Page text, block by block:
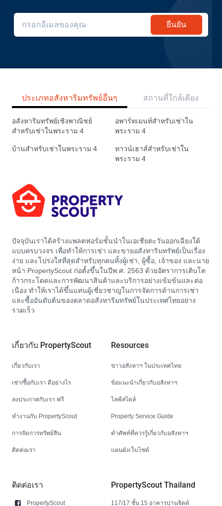
ยืนยัน
ประเภทอสังหาริมทรัพย์อื่นๆ สถานที่ใกล้เคียง
อสังหาริมทรัพย์เชิงพาณิชย์
สำหรับเช่าในพระราม 4
อพาร์ทเมนท์สำหรับเช่าใน
พระราม 4
บ้านสำหรับเช่าในพระราม 4
ทาวน์เฮาส์สำหรับเช่าใน
พระราม 4
ปัจจุบันเราได้สร้างแพลตฟอร์มชั้นนำในเอเชียตะวันออกเฉียงใต้
แบบครบวงจร เพื่อทำให้การเช่า และขายอสังหาริมทรัพย์เป็นเรื่อง
ง่าย และโปร่งใสที่สุดสำหรับทุกคนทั้งผู้เช่า, ผู้ซื้อ, เจ้าของ และนาย
หน้า PropertyScout ก่อตั้งขึ้นในปีพ.ศ. 2563 ด้วยอัตราการเติบโต
ก้าวกระโดดและการพัฒนาสินค้าและบริการอย่างเข้มข้นและต่อ
เนื่อง ทำให้เราได้ขึ้นแท่นผู้เชี่ยวชาญในการจัดการด้านการเช่า
และซื้ออันดับต้นของตลาดอสังหาริมทรัพย์ในประเทศไทยอย่าง
รวดเร็ว
เกี่ยวกับ PropertyScout
เกี่ยวกับเรา
เช่า/ซื้อกับเรา ดีอย่างไร
ลงประกาศกับเรา ฟรี
ทำงานกับ PropertyScout
การจัดการทรัพย์สิน
ติดต่อเรา
Resources
ข่าวอสังหาฯ ในประเทศไทย
ข้อแนะนำเกี่ยวกับอสังหาฯ
ไลฟ์สไตล์
Property Service Guide
คำศัพท์ที่ควรรู้เกี่ยวกับอสังหาฯ
แผนผังเว็บไซต์
ติดต่อเรา
PropertyScout
PropertyScout Thailand
117/17 ชั้น 15 อาคารปานจิตต์